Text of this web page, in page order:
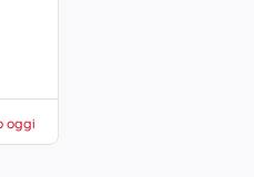
oggi